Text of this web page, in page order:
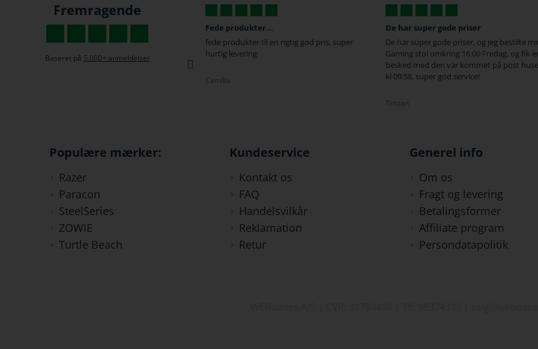
Fremragende
Baseret på 5.000+ anmeldelser
Fede produkter...
fede produkter til en rigtig god pris, super
hurtig levering
De har super gode priser
De har super gode priser, og jeg bestilte min
Gaming stol omkring 16:00 Fredag, og fik en
kl 09:58, super god service!
De gange jeg har...
De gange jeg har handlet her har der altid
Været super hurtig service og levering
gode priser :D
Populære mærker:
Razer
Paracon
SteelSeries
ZOWIE
Turtle Beach
Kundeservice
Kontakt os
FAQ
Handelsvilkår
Reklamation
Retur
Generel info
Om os
Fragt og levering
Betalingsformer
Affiliate program
Persondatapolitik